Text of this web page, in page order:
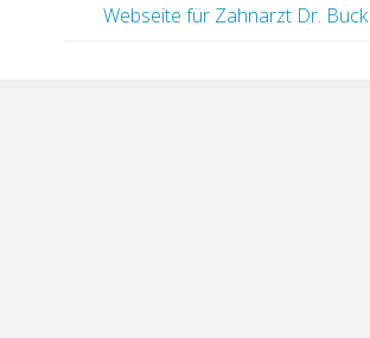
Webseite für Zahnarzt Dr. Buck